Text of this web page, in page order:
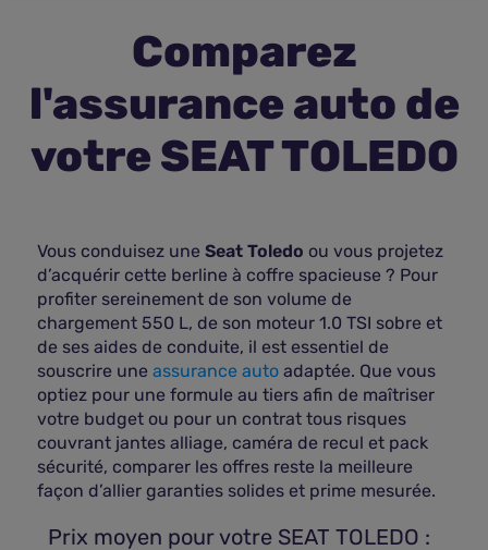
Comparez
l'assurance auto de
votre SEAT TOLEDO
Vous conduisez une Seat Toledo ou vous projetez
d’acquérir cette berline à coffre spacieuse ? Pour
profiter sereinement de son volume de
chargement 550 L, de son moteur 1.0 TSI sobre et
de ses aides de conduite, il est essentiel de
souscrire une assurance auto adaptée. Que vous
optiez pour une formule au tiers afin de maîtriser
votre budget ou pour un contrat tous risques
couvrant jantes alliage, caméra de recul et pack
sécurité, comparer les offres reste la meilleure
façon d’allier garanties solides et prime mesurée.
Prix moyen pour votre SEAT TOLEDO :